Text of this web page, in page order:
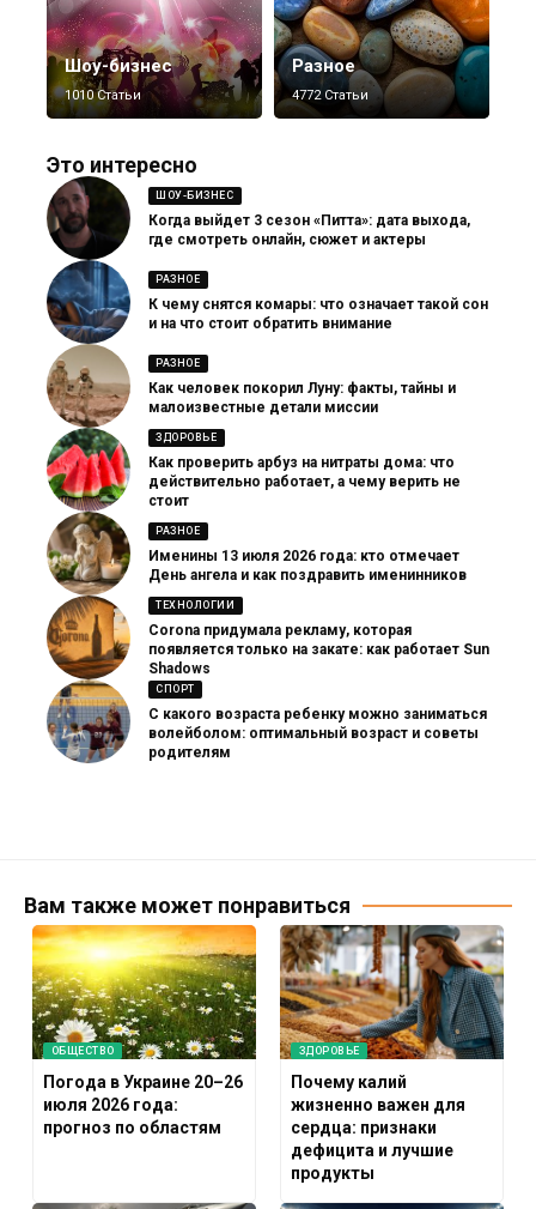
Шоу-бизнес
1010 Статьи
Разное
4772 Статьи
Это интересно
ШОУ-БИЗНЕС
Когда выйдет 3 сезон «Питта»: дата выхода,
где смотреть онлайн, сюжет и актеры
РАЗНОЕ
К чему снятся комары: что означает такой сон
и на что стоит обратить внимание
РАЗНОЕ
Как человек покорил Луну: факты, тайны и
малоизвестные детали миссии
ЗДОРОВЬЕ
Как проверить арбуз на нитраты дома: что
действительно работает, а чему верить не
стоит
РАЗНОЕ
Именины 13 июля 2026 года: кто отмечает
День ангела и как поздравить именинников
ТЕХНОЛОГИИ
Corona придумала рекламу, которая
появляется только на закате: как работает Sun
Shadows
СПОРТ
С какого возраста ребенку можно заниматься
волейболом: оптимальный возраст и советы
родителям
Вам также может понравиться
ОБЩЕСТВО
Погода в Украине 20–26
июля 2026 года:
прогноз по областям
ЗДОРОВЬЕ
Почему калий
жизненно важен для
сердца: признаки
дефицита и лучшие
продукты